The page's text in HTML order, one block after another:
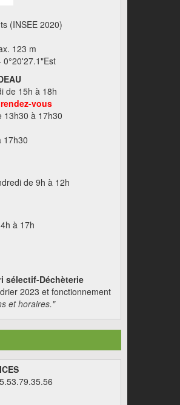
(INSEE 2020)
123 m
0°20'27.1"Est
de 15h à 18h
vous
13h30 à 17h30
17h30
de 9h à 12h
à 17h
sélectif-Déchèterie
2023 et fonctionnement
et horaires."